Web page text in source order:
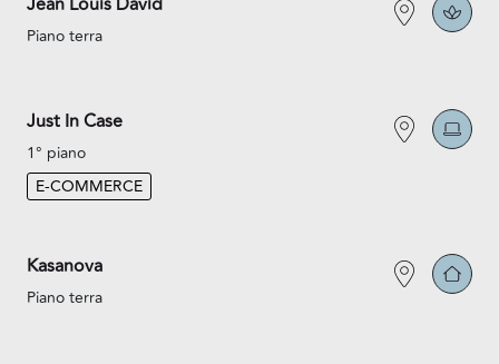
Piano terra
Just In Case
1° piano
E-COMMERCE
Kasanova
Piano terra